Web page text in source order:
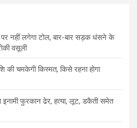
नहीं लगेगा टोल, बार-बार सड़क धंसने के
वसूली
की चमकेगी किस्मत, किसे रहना होगा
फुरकान ढेर, हत्या, लूट, डकैती समेत